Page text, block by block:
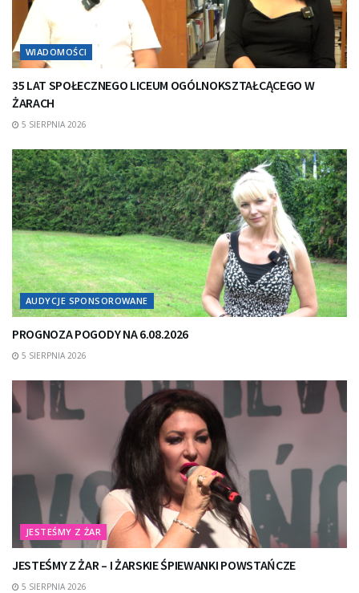
WIADOMOŚCI
35 LAT SPOŁECZNEGO LICEUM OGÓLNOKSZTAŁCĄCEGO W
ŻARACH
5 SIERPNIA 2026
AUDYCJE SPONSOROWANE
PROGNOZA POGODY NA 6.08.2026
5 SIERPNIA 2026
JESTEŚMY Z ŻAR
JESTEŚMY Z ŻAR – I ŻARSKIE ŚPIEWANKI POWSTAŃCZE
5 SIERPNIA 2026